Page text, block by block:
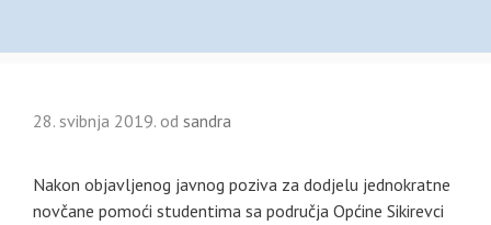
28. svibnja 2019. od sandra
Nakon objavljenog javnog poziva za dodjelu jednokratne
novčane pomoći studentima sa područja Općine Sikirevci